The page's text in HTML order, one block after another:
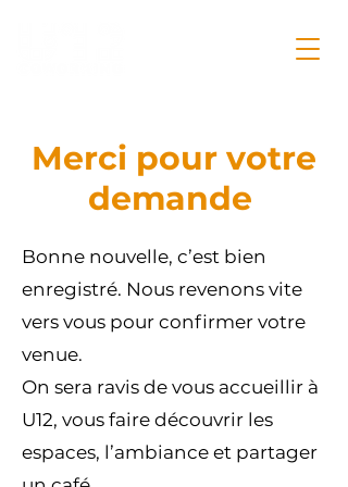
Merci pour votre
demande
Bonne nouvelle, c’est bien
enregistré. Nous revenons vite
vers vous pour confirmer votre
venue.
On sera ravis de vous accueillir à
U12, vous faire découvrir les
espaces, l’ambiance et partager